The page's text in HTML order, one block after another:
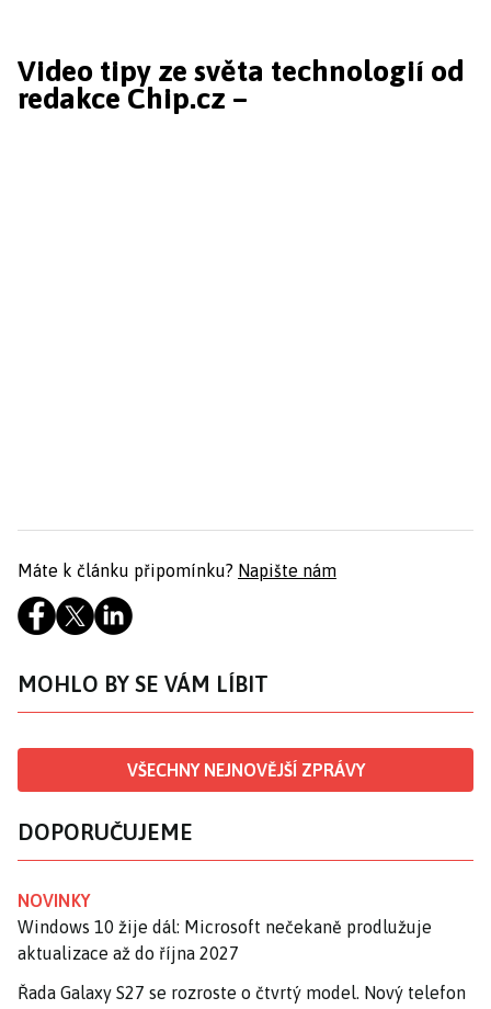
Video tipy ze světa technologií od
redakce Chip.cz –
Máte k článku připomínku? Napište nám
MOHLO BY SE VÁM LÍBIT
VŠECHNY NEJNOVĚJŠÍ ZPRÁVY
DOPORUČUJEME
NOVINKY
Windows 10 žije dál: Microsoft nečekaně prodlužuje
aktualizace až do října 2027
Řada Galaxy S27 se rozroste o čtvrtý model. Nový telefon